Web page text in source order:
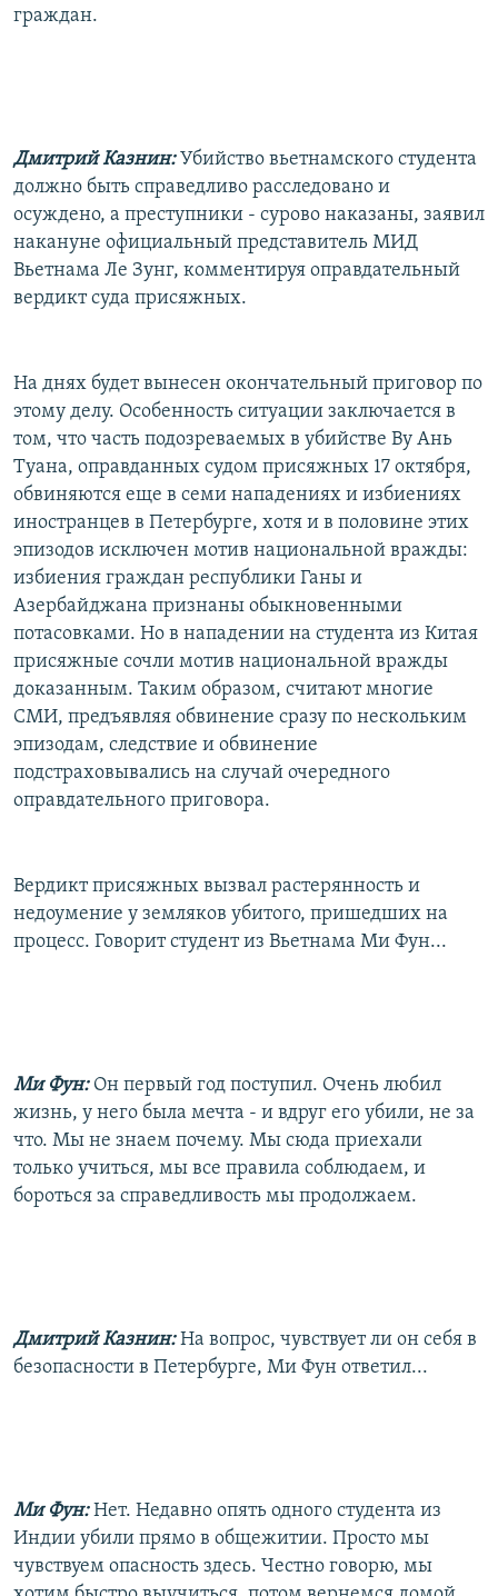
граждан.
Дмитрий Казнин:Убийство вьетнамского студента
должно быть справедливо расследовано и
осуждено, а преступники - сурово наказаны, заявил
накануне официальный представитель МИД
Вьетнама Ле Зунг, комментируя оправдательный
вердикт суда присяжных.
На днях будет вынесен окончательный приговор по
этому делу. Особенность ситуации заключается в
том, что часть подозреваемых в убийстве Ву Ань
Туана, оправданных судом присяжных 17 октября,
обвиняются еще в семи нападениях и избиениях
иностранцев в Петербурге, хотя и в половине этих
эпизодов исключен мотив национальной вражды:
избиения граждан республики Ганы и
Азербайджана признаны обыкновенными
потасовками. Но в нападении на студента из Китая
присяжные сочли мотив национальной вражды
доказанным. Таким образом, считают многие
СМИ, предъявляя обвинение сразу по нескольким
эпизодам, следствие и обвинение
подстраховывались на случай очередного
оправдательного приговора.
Вердикт присяжных вызвал растерянность и
недоумение у земляков убитого, пришедших на
процесс. Говорит студент из Вьетнама Ми Фун...
Ми Фун: Он первый год поступил. Очень любил
жизнь, у него была мечта - и вдруг его убили, не за
что. Мы не знаем почему. Мы сюда приехали
только учиться, мы все правила соблюдаем, и
бороться за справедливость мы продолжаем.
Дмитрий Казнин:На вопрос, чувствует ли он себя в
безопасности в Петербурге, Ми Фун ответил...
Ми Фун:Нет. Недавно опять одного студента из
Индии убили прямо в общежитии. Просто мы
чувствуем опасность здесь. Честно говорю, мы